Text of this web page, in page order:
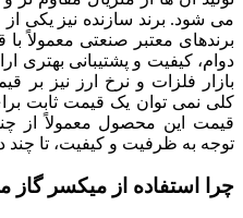
می‌ شود. برند سازنده نیز یکی
برندهای معتبر صنعتی معمولاً
دوام، کیفیت و پشتیبانی بهتری
بازار فلزات و نرخ ارز نیز بر
کلی نمی‌ توان یک قیمت ثابت
قیمت این محصول معمولاً از
توجه به ظرفیت و کیفیت، تا چند
چرا استفاده از میکسر